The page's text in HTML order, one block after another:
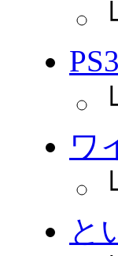
ワ
と